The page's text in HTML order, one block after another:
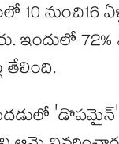
నుంచి16
72%
తేలింది.
'డొపమైన్'